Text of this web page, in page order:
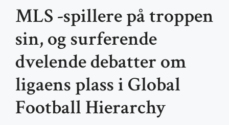
MLS -spillere på troppen
sin, og surferende
dvelende debatter om
ligaens plass i Global
Football Hierarchy